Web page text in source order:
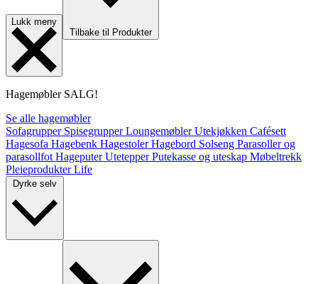
Lukk meny
Tilbake til Produkter
Hagemøbler SALG!
Se alle hagemøbler
Sofagrupper SpisegrupperLoungemøblerUtekjøkken Cafésett
Hagesofa Hagebenk HagestolerHagebord Solseng Parasoller og
parasollfot HageputerUtetepperPutekasse og uteskap Møbeltrekk
PleieprodukterLife